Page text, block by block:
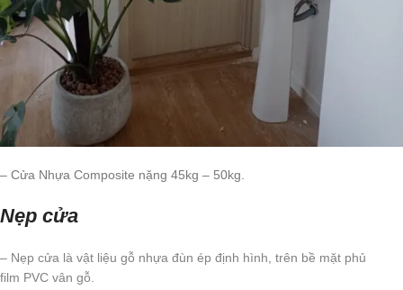
– Cửa Nhựa Composite nặng 45kg – 50kg.
Nẹp cửa
– Nẹp cửa là vật liệu gỗ nhựa đùn ép định hình, trên bề mặt phủ
film PVC vân gỗ.